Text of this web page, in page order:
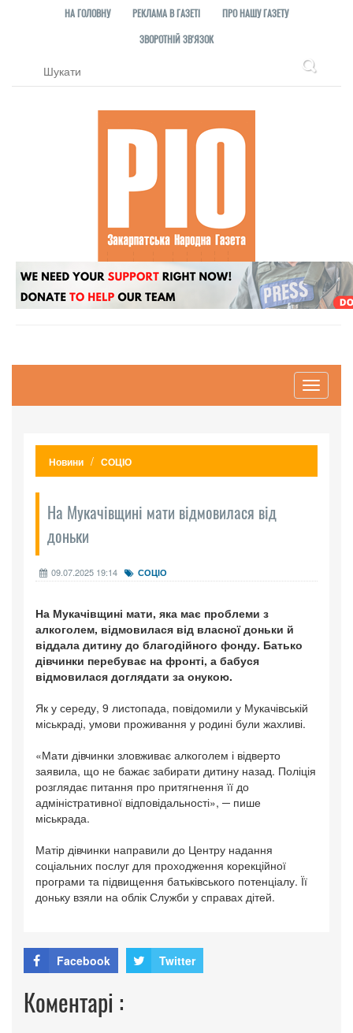
НА ГОЛОВНУ РЕКЛАМА В ГАЗЕТІ
ПРО НАШУ ГАЗЕТУ
ЗВОРОТНІЙ ЗВ'ЯЗОК
Toggle
Новини СОЦІО
На Мукачівщині мати відмовилася від
доньки
09.07.2025 19:14 СОЦІО
На Мукачівщині мати, яка має проблеми з
алкоголем, відмовилася від власної доньки й
віддала дитину до благодійного фонду. Батько
дівчинки перебуває на фронті, а бабуся
відмовилася доглядати за онукою.
Як у середу, 9 листопада, повідомили у Мукачівській
міськраді, умови проживання у родині були жахливі.
«Мати дівчинки зловживає алкоголем і відверто
заявила, що не бажає забирати дитину назад. Поліція
розглядає питання про притягнення її до
адміністративної відповідальності», ─ пише
міськрада.
Матір дівчинки направили до Центру надання
соціальних послуг для проходження корекційної
програми та підвищення батьківського потенціалу. Її
доньку взяли на облік Служби у справах дітей.
Facebook Twitter
Коментарі :